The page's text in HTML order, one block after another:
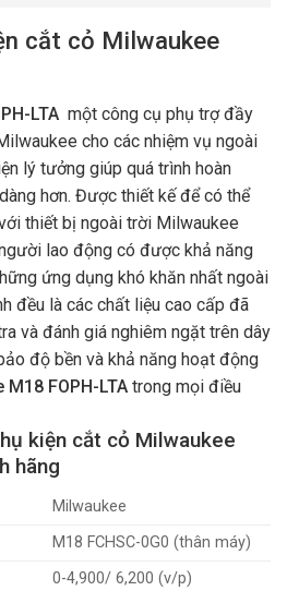
cắt cỏ Milwaukee
LTA một công cụ phụ trợ đầy
cho các nhiệm vụ ngoài
lý tưởng giúp quá trình hoàn
hơn. Được thiết kế để có thể
thiết bị ngoài trời Milwaukee
lao động có được khả năng
ứng dụng khó khăn nhất ngoài
đều là các chất liệu cao cấp đã
và đánh giá nghiêm ngặt trên dây
độ bền và khả năng hoạt động
M18 FOPH-LTA trong mọi điều
kiện cắt cỏ Milwaukee
hãng
Milwaukee
M18 FCHSC-0G0 (thân máy)
0-4,900/ 6,200 (v/p)